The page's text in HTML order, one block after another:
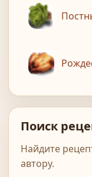
Поиск
Найдите
автору.